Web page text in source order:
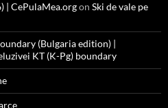
| CePulaMea.orgon Ski de vale pe
(Bulgaria edition) |
KT (K-Pg) boundary